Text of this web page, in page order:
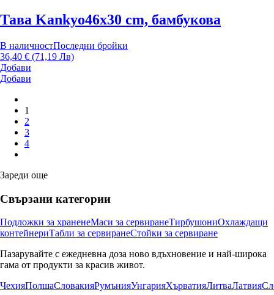
Тава Kankyo46x30 cm, бамбукова
В наличностПоследни бройки
36,40 € (71,19 Лв)
Добави
Добави
1
2
3
4
Зареди още
Свързани категории
Подложки за храненеМаси за сервиранеТирбушониОхлаждащи
контейнериТабли за сервиранеСтойки за сервиране
Пазарувайте с ежедневна доза ново вдъхновение и най-широка
гама от продукти за красив живот.
ЧехияПолшаСловакияРумънияУнгарияХърватияЛитваЛатвия